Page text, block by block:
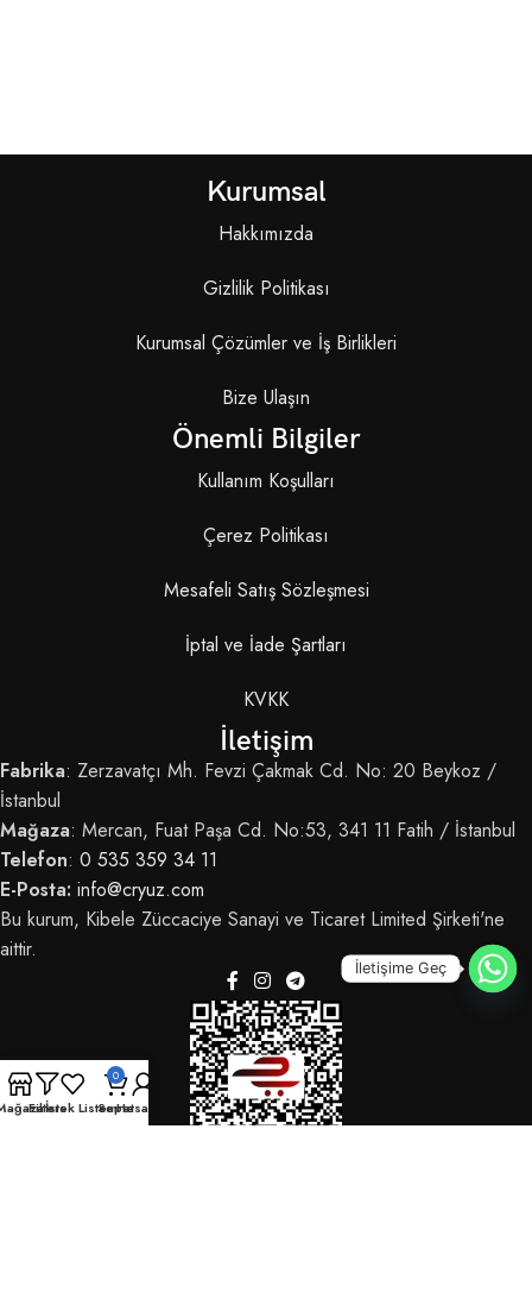
Kurumsal
Hakkımızda
Gizlilik Politikası
Kurumsal Çözümler ve İş Birlikleri
Bize Ulaşın
Önemli Bilgiler
Kullanım Koşulları
Çerez Politikası
Mesafeli Satış Sözleşmesi
İptal ve İade Şartları
KVKK
İletişim
Fabrika: Zerzavatçı Mh. Fevzi Çakmak Cd. No: 20 Beykoz /
İstanbul
Mağaza: Mercan, Fuat Paşa Cd. No:53, 341 11 Fatih / İstanbul
Telefon: 0 535 359 34 11
E-Posta: info@cryuz.com
Bu kurum, Kibele Züccaciye Sanayi ve Ticaret Limited Şirketi'ne
aittir.
Filtersİstek Listem
0
SepetHesabım
İletişime Geç